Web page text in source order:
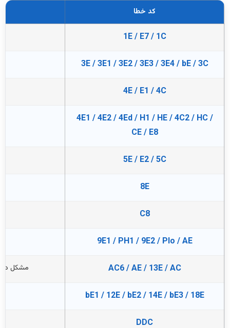
کد خطا
1E / E7 / 1C
3E / 3E1 / 3E2 / 3E3 / 3E4 / bE / 3C
4E / E1 / 4C
4E1 / 4E2 / 4Ed / H1 / HE / 4C2 / HC /
CE / E8
5E / E2 / 5C
8E
C8
9E1 / PH1 / 9E2 / Plo / AE
AC6 / AE / 13E / AC مشکل در
bE1 / 12E / bE2 / 14E / bE3 / 18E
DDC